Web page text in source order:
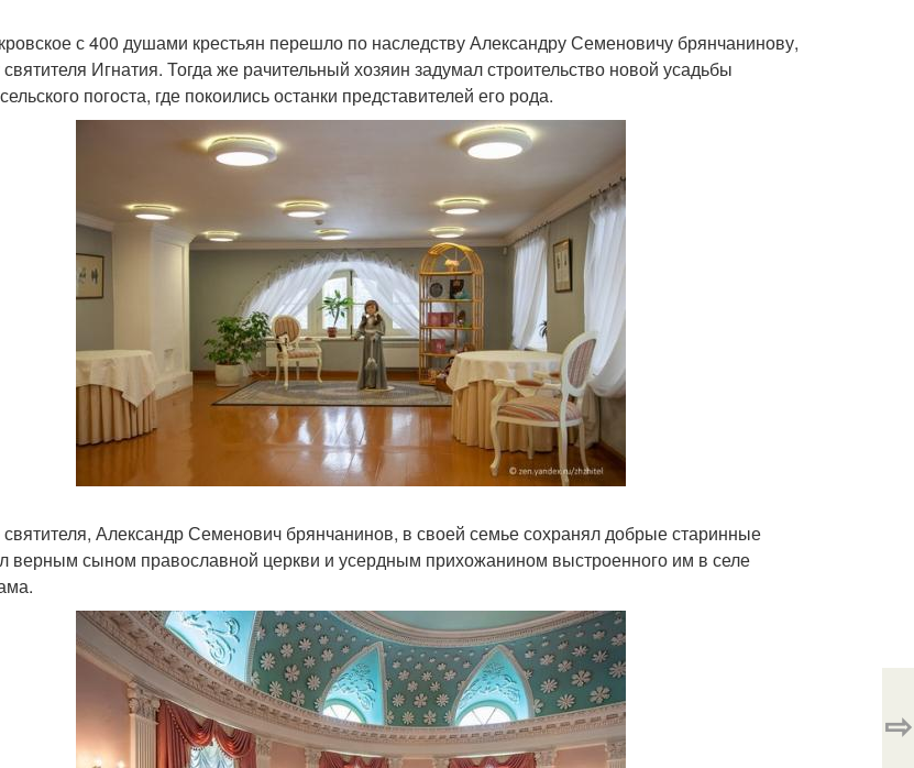
с 400 душами крестьян перешло по наследству Александру Семеновичу брянчанинову,
Игнатия. Тогда же рачительный хозяин задумал строительство новой усадьбы
погоста, где покоились останки представителей его рода.
Александр Семенович брянчанинов, в своей семье сохранял добрые старинные
верным сыном православной церкви и усердным прихожанином выстроенного им в селе
⇨